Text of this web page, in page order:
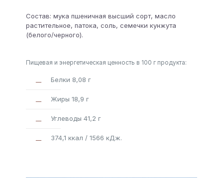
Состав: мука пшеничная высший сорт, масло
растительное, патока, соль, семечки кунжута
(белого/черного).
Пищевая и энергетическая ценность в 100 г продукта:
Белки 8,08 г
Жиры 18,9 г
Углеводы 41,2 г
374,1 ккал / 1566 кДж.